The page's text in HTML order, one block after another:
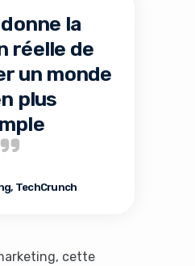
la
réelle de
un monde
plus
TechCrunch
cette